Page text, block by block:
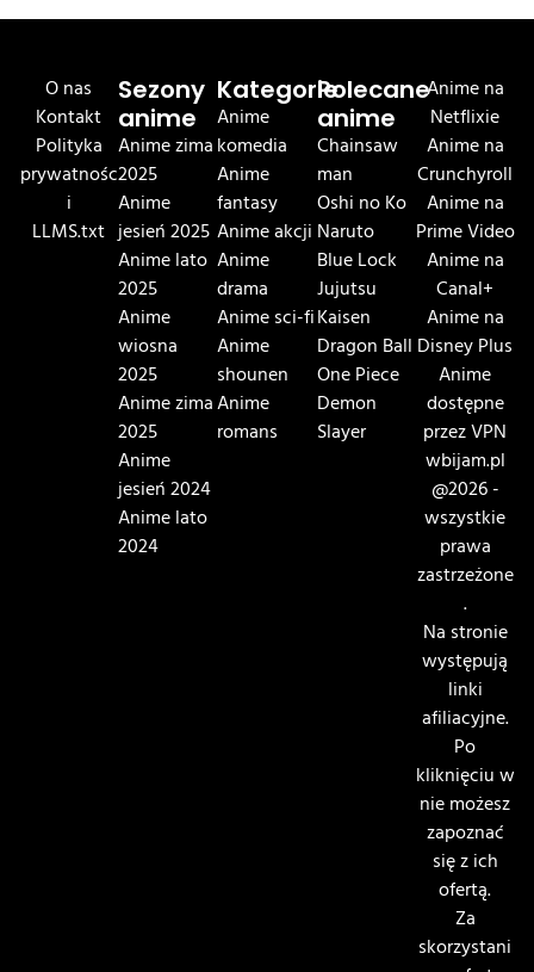
O nas
Kontakt
Polityka
prywatnośc
i
LLMS.txt
Sezony
anime
Anime zima
2025
Anime
jesień 2025
Anime lato
2025
Anime
wiosna
2025
Anime zima
2025
Anime
jesień 2024
Anime lato
2024
Kategorie
Anime
komedia
Anime
fantasy
Anime akcji
Anime
drama
Anime sci-fi
Anime
shounen
Anime
romans
Polecane
anime
Chainsaw
man
Oshi no Ko
Naruto
Blue Lock
Jujutsu
Kaisen
Dragon Ball
One Piece
Demon
Slayer
Anime na
Netflixie
Anime na
Crunchyroll
Anime na
Prime Video
Anime na
Canal+
Anime na
Disney Plus
Anime
dostępne
przez VPN
wbijam.pl
@2026 -
wszystkie
prawa
zastrzeżone
.
Na stronie
występują
linki
afiliacyjne.
Po
kliknięciu w
nie możesz
zapoznać
się z ich
ofertą.
Za
skorzystani